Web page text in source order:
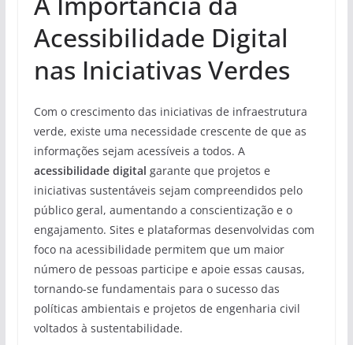
Acessibilidade Digital
nas Iniciativas Verdes
Com o crescimento das iniciativas de infraestrutura
verde, existe uma necessidade crescente de que as
informações sejam acessíveis a todos. A
acessibilidade digital garante que projetos e
iniciativas sustentáveis sejam compreendidos pelo
público geral, aumentando a conscientização e o
engajamento. Sites e plataformas desenvolvidas com
foco na acessibilidade permitem que um maior
número de pessoas participe e apoie essas causas,
tornando-se fundamentais para o sucesso das
políticas ambientais e projetos de engenharia civil
voltados à sustentabilidade.